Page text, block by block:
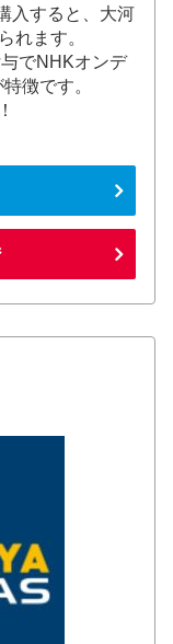
入すると、大河
れます。
でNHKオンデ
徴です。